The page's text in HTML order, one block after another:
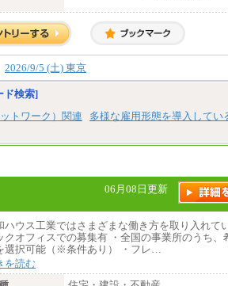
全職種共通
月給 200,000円～250,000円
入社時の処遇は経験・能力を考慮
具体的な金額は採用選考合格後に
知時にお伝えします。
2026/9/5 (土) 東京
ド検索]
トワーク）関連 多様な雇用形態を導入してい
06月08日更新
ハウス工業ではさまざまな働き方を取り入れて
クオフィスでの募集有 ・全国の事業所のうち、
選択可能（※条件あり） ・フレ…
を読む